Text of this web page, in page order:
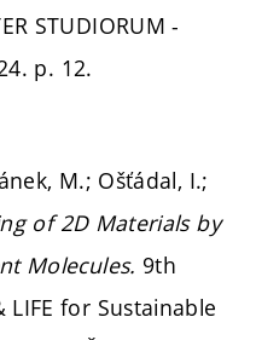
STUDIORUM -
p. 12.
M.; Ošťádal, I.;
of 2D Materials by
Molecules. 9th
LIFE for Sustainable